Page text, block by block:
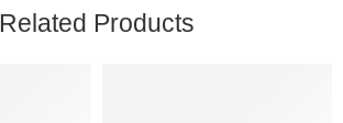
Related Products